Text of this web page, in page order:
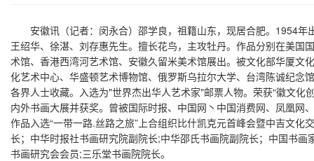
安徽讯（记者：闵永合）邵学良，祖籍山东，现居合肥。1954年
王绍华、徐湛、刘存惠先生。擅长花鸟，主攻牡丹。作品分别在美国
术馆、香港西湾河艺术馆、安徽久留米美术馆展出。被文化部华厦文
化艺术中心、华盛顿艺术博物馆、俄罗斯乌拉尔大学、台湾陈诚纪念
各界人士收藏。入选为"世界杰出华人艺术家"邮票人物。荣获“徽文化
内外书画大展并获奖。曾被国际时报、中国网丶中国消费网、凤凰网
作品入选“一带一路.丝路之旅”上合组织比什凯克元首峰会暨中吉文化
长；中华时报社书画研究院副院长;中华邵氏书画院副院长；中国书
书画研究会会员;三乐堂书画院院长。